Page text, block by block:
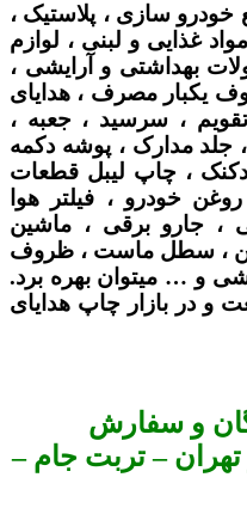
خودرو سازی ، پلاستیک ،
غذایی و لبنی ، لوازم
بهداشتی و آرایشی ،
یکبار مصرف ، هدایای
تقویم ، سرسید ، جعبه ،
جلد مدارک ، پوشه دکمه
، چاپ لیبل قطعات
خودرو ، فیلتر هوا
، جارو برقی ، ماشین
، سطل ماست ، ظروف
و … میتوان بهره برد.
و در بازار چاپ هدایای
و سفارش
– تربت جام –